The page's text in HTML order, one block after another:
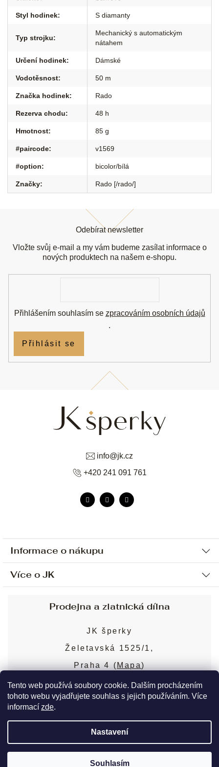
Tento web používá soubory cookie. Dalším procházením
tohoto webu vyjadřujete souhlas s jejich používáním. Více
informací zde.
Nastavení
Souhlasím
Styl hodinek: S diamanty
Typ strojku:
Mechanický s automatickým
nátahem
Určení hodinek: Dámské
Vodotěsnost: 50 m
Značka hodinek: Rado
Rezerva chodu: 48 h
Hmotnost: 85 g
#paircode: v1569
#option: bicolor/bílá
Značky: Rado [/rado/]
Informace o nákupu
Ochrana osobních údajů
Sjednání osobní schůzky
Obchodní podmínky
Puncovní značky
Více o JK
Blog
Nejčastější dotazy
info@jk.cz
+420 241 091 761
Odebírat newsletter
Vložte svůj e-mail a my vám budeme zasílat informace o
nových produktech na našem e-shopu.
Přihlášením souhlasím se zpracováním osobních údajů
.
Přihlásit se
Prodejna a zlatnická dílna
JK šperky
Želetavská 1525/1,
Praha 4 ( Mapa)
Více o prodejně
Copyright 2026JK šperky. Všechna práva
Upravit nastavení cookies